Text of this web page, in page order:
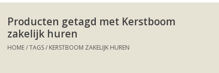
Kerstboom huren
Producten getagd met Kerstboom
zakelijk huren
HOME/TAGS/ KERSTBOOM ZAKELIJK HUREN